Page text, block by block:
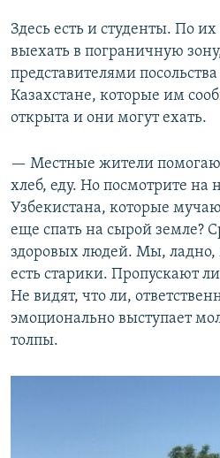
Здесь есть и студенты. По
выехать в пограничную
представителями
Казахстане, которые им
открыта и они могут ехать.
— Местные жители
хлеб, еду. Но посмотрите на
Узбекистана, которые
еще спать на сырой земле?
здоровых людей. Мы, ладно,
есть старики. Пропускают
Не видят, что ли,
эмоционально выступает
толпы.